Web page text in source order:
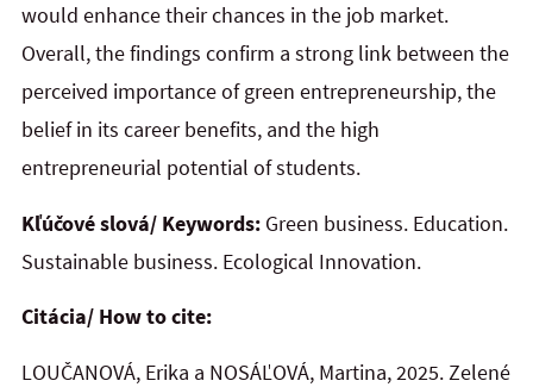
would enhance their chances in the job market.
Overall, the findings confirm a strong link between the
perceived importance of green entrepreneurship, the
belief in its career benefits, and the high
entrepreneurial potential of students.
Kľúčové slová/ Keywords: Green business. Education.
Sustainable business. Ecological Innovation.
Citácia/ How to cite:
LOUČANOVÁ, Erika a NOSÁĽOVÁ, Martina, 2025. Zelené